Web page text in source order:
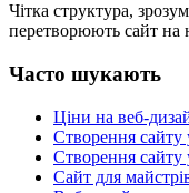
Чітка структура,
перетворюють сайт на
Часто шукають
Ціни на веб-
Створення
Створення
Сайт для